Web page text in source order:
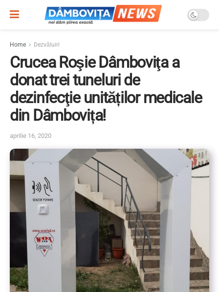
Home Dezvăluiri
Crucea Roşie Dâmboviţa a
donat trei tuneluri de
dezinfecţie unităților medicale
din Dâmbovița!
aprilie 16, 2020